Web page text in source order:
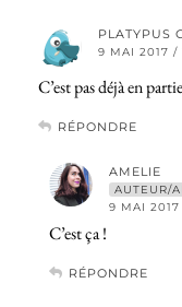
PLATYPUS
9 MAI 2017 /
C’est pas déjà en
RÉPONDRE
AMELIE
AUTEUR/
9 MAI
C’est ça !
RÉPONDRE